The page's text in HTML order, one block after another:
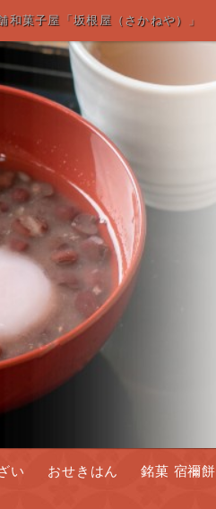
和菓子屋「坂根屋（さかねや）」
い おせきはん 銘菓 宿禰餅